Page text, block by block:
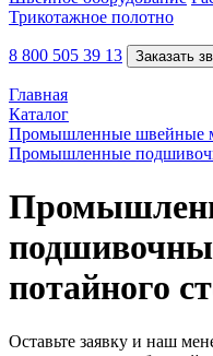
Трикотажное полотно
8 800 505 39 13 Заказать
Главная
Каталог
Промышленные швейные
Промышленные
потайного
Оставьте заявку и наш